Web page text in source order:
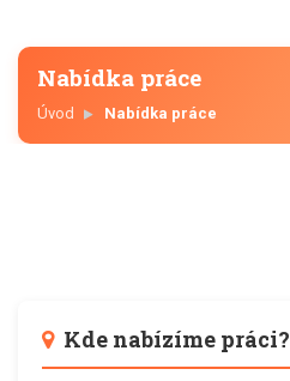
Nabídka práce
Úvod Nabídka práce
Kde nabízíme práci?